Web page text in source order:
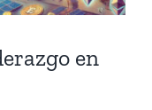
en